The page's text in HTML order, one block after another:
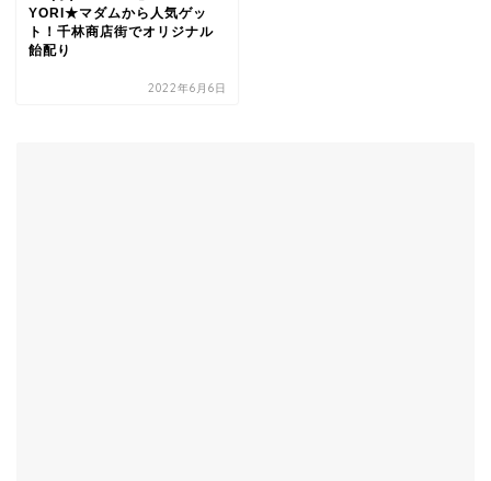
YORI★マダムから人気ゲッ
ト！千林商店街でオリジナル
飴配り
2022年6月6日